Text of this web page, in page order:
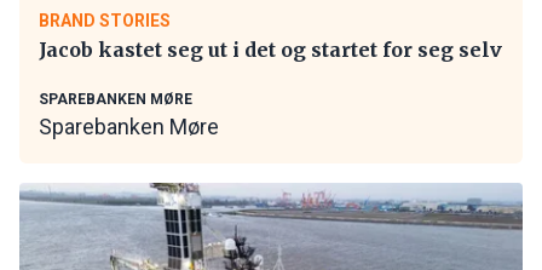
BRAND STORIES
Jacob kastet seg ut i det og startet for seg selv
SPAREBANKEN MØRE
Sparebanken Møre